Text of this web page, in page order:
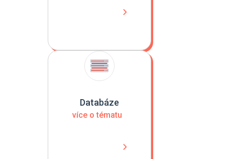
Databáze
více o tématu